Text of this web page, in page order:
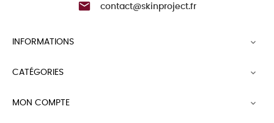
 contact@skinproject.fr
INFORMATIONS 
CATÉGORIES 
MON COMPTE 